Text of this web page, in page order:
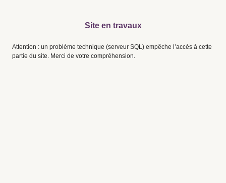
Site en travaux
Attention : un problème technique (serveur SQL) empêche l’accès à cette
partie du site. Merci de votre compréhension.